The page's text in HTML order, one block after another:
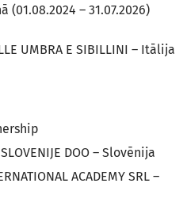
(01.08.2024 – 31.07.2026)
UMBRA E SIBILLINI – Itālija
SLOVENIJE DOO – Slovēnija
ACADEMY SRL –